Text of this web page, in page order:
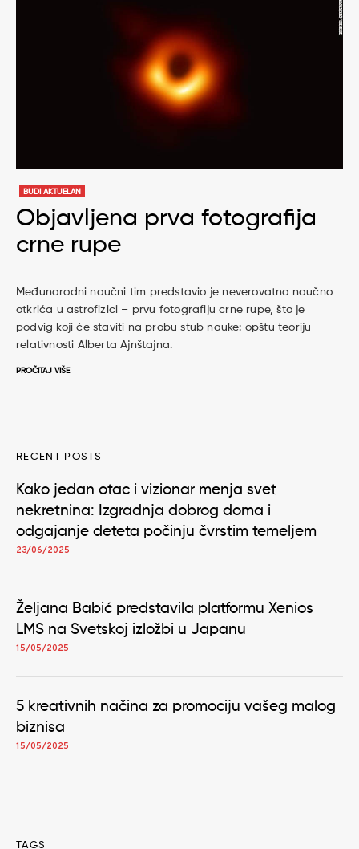
BUDI AKTUELAN
Objavljena prva fotografija
crne rupe
Međunarodni naučni tim predstavio je neverovatno naučno
otkrića u astrofizici – prvu fotografiju crne rupe, što je
podvig koji će staviti na probu stub nauke: opštu teoriju
relativnosti Alberta Ajnštajna.
PROČITAJ VIŠE
RECENT POSTS
Kako jedan otac i vizionar menja svet
nekretnina: Izgradnja dobrog doma i
odgajanje deteta počinju čvrstim temeljem
23/06/2025
Željana Babić predstavila platformu Xenios
LMS na Svetskoj izložbi u Japanu
15/05/2025
5 kreativnih načina za promociju vašeg malog
biznisa
15/05/2025
TAGS